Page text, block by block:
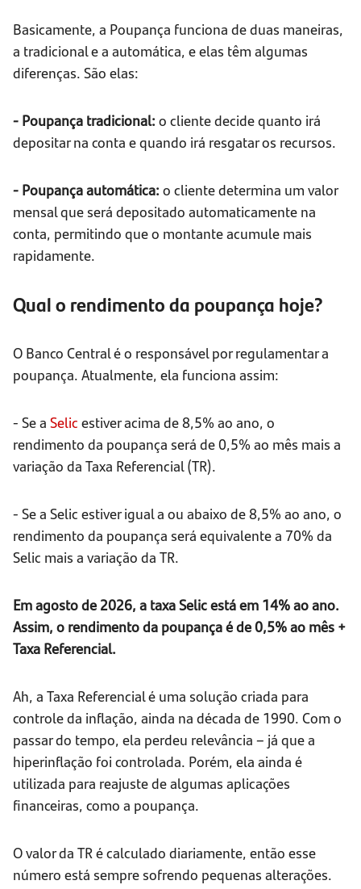
Basicamente, a Poupança funciona de duas maneiras,
a tradicional e a automática, e elas têm algumas
diferenças. São elas:
- Poupança tradicional: o cliente decide quanto irá
depositar na conta e quando irá resgatar os recursos.
- Poupança automática: o cliente determina um valor
mensal que será depositado automaticamente na
conta, permitindo que o montante acumule mais
rapidamente.
Qual o rendimento da poupança hoje?
O Banco Central é o responsável por regulamentar a
poupança. Atualmente, ela funciona assim:
- Se a Selic estiver acima de 8,5% ao ano, o
rendimento da poupança será de 0,5% ao mês mais a
variação da Taxa Referencial (TR).
- Se a Selic estiver igual a ou abaixo de 8,5% ao ano, o
rendimento da poupança será equivalente a 70% da
Selic mais a variação da TR.
Em agosto de 2026, a taxa Selic está em 14% ao ano.
Assim, o rendimento da poupança é de 0,5% ao mês +
Taxa Referencial.
Ah, a Taxa Referencial é uma solução criada para
controle da inflação, ainda na década de 1990. Com o
passar do tempo, ela perdeu relevância – já que a
hiperinflação foi controlada. Porém, ela ainda é
utilizada para reajuste de algumas aplicações
financeiras, como a poupança.
O valor da TR é calculado diariamente, então esse
número está sempre sofrendo pequenas alterações.